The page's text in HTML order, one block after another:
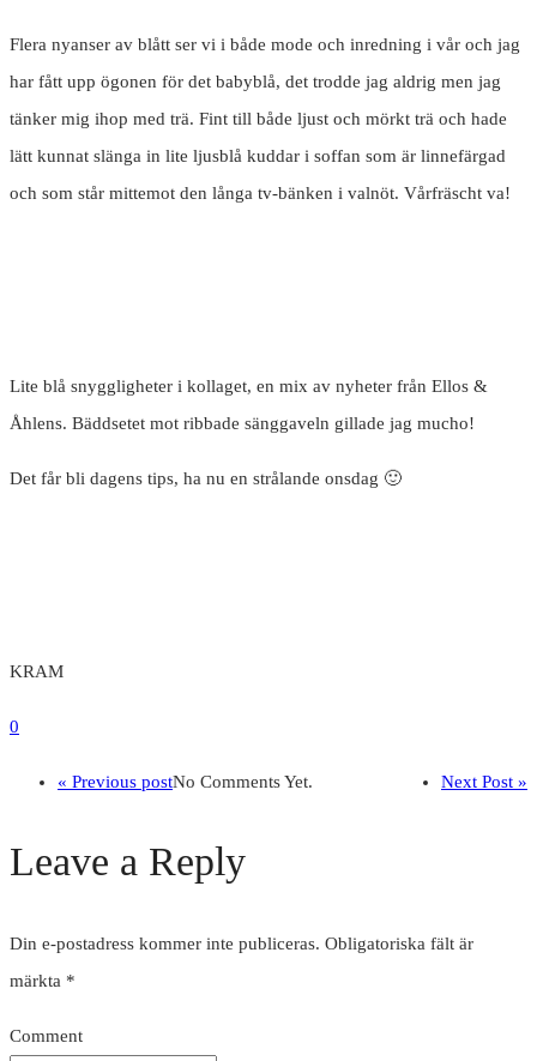
Flera nyanser av blått ser vi i både mode och inredning i vår och jag
har fått upp ögonen för det babyblå, det trodde jag aldrig men jag
tänker mig ihop med trä. Fint till både ljust och mörkt trä och hade
lätt kunnat slänga in lite ljusblå kuddar i soffan som är linnefärgad
och som står mittemot den långa tv-bänken i valnöt. Vårfräscht va!
Lite blå snyggligheter i kollaget, en mix av nyheter från Ellos &
Åhlens. Bäddsetet mot ribbade sänggaveln gillade jag mucho!
Det får bli dagens tips, ha nu en strålande onsdag 🙂
KRAM
0
« Previous post Next Post »
No Comments Yet.
Leave a Reply
Din e-postadress kommer inte publiceras. Obligatoriska fält är
märkta *
Comment